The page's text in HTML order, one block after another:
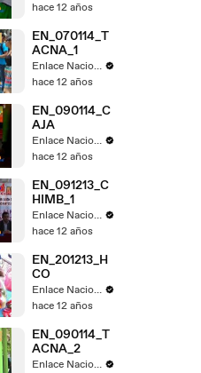
hace 12 años
EN_070114_T
ACNA_1
Enlace Nacional
hace 12 años
EN_090114_C
AJA
Enlace Nacional
hace 12 años
EN_091213_C
HIMB_1
Enlace Nacional
hace 12 años
EN_201213_H
CO
Enlace Nacional
hace 12 años
EN_090114_T
ACNA_2
Enlace Nacional